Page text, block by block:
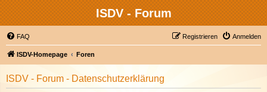
ISDV - Forum
FAQ Anmelden
Registrieren
ISDV-Homepage Foren
ISDV - Forum - Datenschutzerklärung